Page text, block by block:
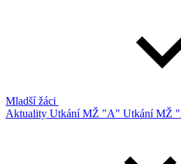
Mladší žáci
Aktuality Utkání MŽ "A" Utkání MŽ